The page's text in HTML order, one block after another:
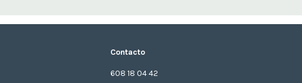
Contacto
608 18 04 42